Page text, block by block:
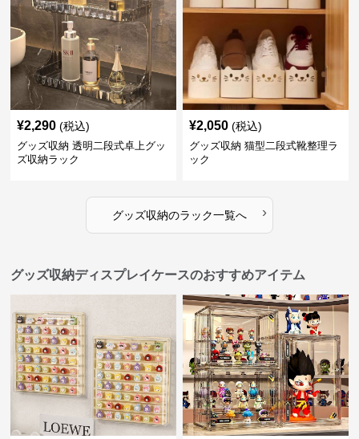
¥2,290 (税込)
グッズ収納 透明二段式卓上グッ
ズ収納ラック
¥2,050 (税込)
グッズ収納 猫型二段式靴整理ラ
ック
グッズ収納のラック一覧へ ›
グッズ収納ディスプレイケースのおすすめアイテム